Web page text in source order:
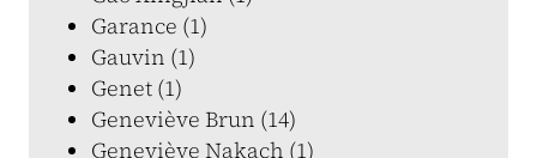
Garance (1)
Gauvin (1)
Genet (1)
Geneviève Brun (14)
Geneviève Nakach (1)